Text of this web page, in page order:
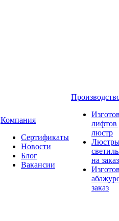
Компания
Сертификаты
Новости
Блог
Вакансии
лифтов
люстр
на заказ
заказ